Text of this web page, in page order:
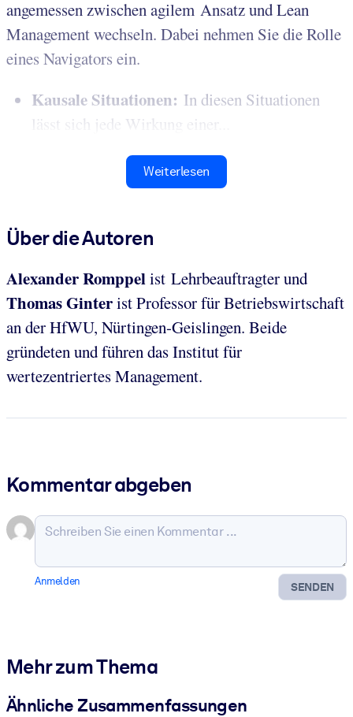
angemessen zwischen agilem Ansatz und Lean
Management wechseln. Dabei nehmen Sie die Rolle
eines Navigators ein.
Kausale Situationen: In diesen Situationen
lässt sich jede Wirkung einer...
Weiterlesen
Über die Autoren
Alexander Romppelist Lehrbeauftragter und
ThomasGinterist Professor für Betriebswirtschaft
an der HfWU, Nürtingen-Geislingen. Beide
gründeten und führen das Institut für
wertezentriertes Management.
Kommentar abgeben
SENDEN
Anmelden
Mehr zum Thema
Ähnliche Zusammenfassungen